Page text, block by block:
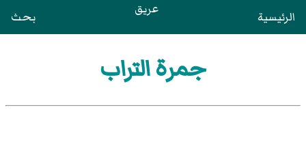
الرئيسية عريق بحث
جمرة التراب